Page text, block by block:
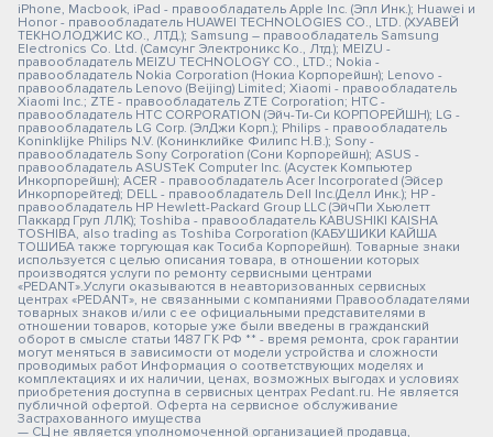
iPhone, Macbook, iPad - правообладатель Apple Inc. (Эпл Инк.); Huawei и
Honor - правообладатель HUAWEI TECHNOLOGIES CO., LTD. (ХУАВЕЙ
ТЕКНОЛОДЖИС КО., ЛТД.); Samsung – правообладатель Samsung
Electronics Co. Ltd. (Самсунг Электроникс Ко., Лтд.); MEIZU -
правообладатель MEIZU TECHNOLOGY CO., LTD.; Nokia -
правообладатель Nokia Corporation (Нокиа Корпорейшн); Lenovo -
правообладатель Lenovo (Beijing) Limited; Xiaomi - правообладатель
Xiaomi Inc.; ZTE - правообладатель ZTE Corporation; HTC -
правообладатель HTC CORPORATION (Эйч-Ти-Си КОРПОРЕЙШН); LG -
правообладатель LG Corp. (ЭлДжи Корп.); Philips - правообладатель
Koninklijke Philips N.V. (Конинклийке Филипс Н.В.); Sony -
правообладатель Sony Corporation (Сони Корпорейшн); ASUS -
правообладатель ASUSTeK Computer Inc. (Асустек Компьютер
Инкорпорейшн); ACER - правообладатель Acer Incorporated (Эйсер
Инкорпорейтед); DELL - правообладатель Dell Inc.(Делл Инк.); HP -
правообладатель HP Hewlett-Packard Group LLC (ЭйчПи Хьюлетт
Паккард Груп ЛЛК); Toshiba - правообладатель KABUSHIKI KAISHA
TOSHIBA, also trading as Toshiba Corporation (КАБУШИКИ КАЙША
ТОШИБА также торгующая как Тосиба Корпорейшн). Товарные знаки
используется с целью описания товара, в отношении которых
производятся услуги по ремонту сервисными центрами
«PEDANT».Услуги оказываются в неавторизованных сервисных
центрах «PEDANT», не связанными с компаниями Правообладателями
товарных знаков и/или с ее официальными представителями в
отношении товаров, которые уже были введены в гражданский
оборот в смысле статьи 1487 ГК РФ ** - время ремонта, срок гарантии
могут меняться в зависимости от модели устройства и сложности
проводимых работ Информация о соответствующих моделях и
комплектациях и их наличии, ценах, возможных выгодах и условиях
приобретения доступна в сервисных центрах Pedant.ru. Не является
публичной офертой. Оферта на сервисное обслуживание
Застрахованного имущества
— СЦ не является уполномоченной организацией продавца,